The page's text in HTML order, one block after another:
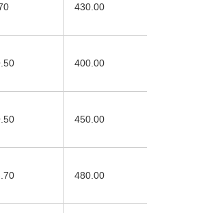
430.00
400.00
450.00
480.00